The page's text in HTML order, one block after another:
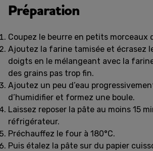
Préparation
Coupez le beurre en petits morceaux
Ajoutez la farine tamisée et écrasez
doigts en le mélangeant avec la
des grains pas trop fin.
Ajoutez un peu d’eau
d’humidifier et formez une boule.
Laissez reposer la pâte au moins 15
réfrigérateur.
Préchauffez le four à 180°C.
Puis étalez la pâte sur du papier